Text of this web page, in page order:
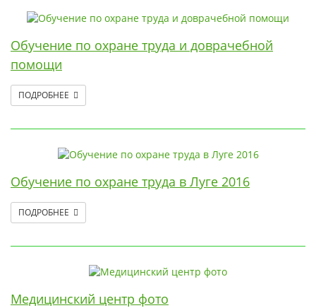
Обучение по охране труда и доврачебной
помощи
ПОДРОБНЕЕ
Обучение по охране труда в Луге 2016
ПОДРОБНЕЕ
Медицинский центр фото